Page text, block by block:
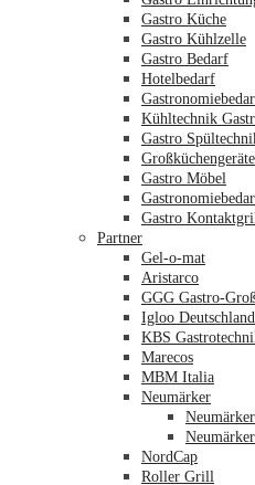
Gastro Küche
Gastro Kühlzelle
Gastro Bedarf
Hotelbedarf
Kühltechnik
Gastro
Gastro Möbel
Gastro
Partner
Gel-o-mat
Aristarco
GGG Gastro-
Igloo Deutschland
KBS
Marecos
MBM Italia
Neumärker
NordCap
Roller Grill